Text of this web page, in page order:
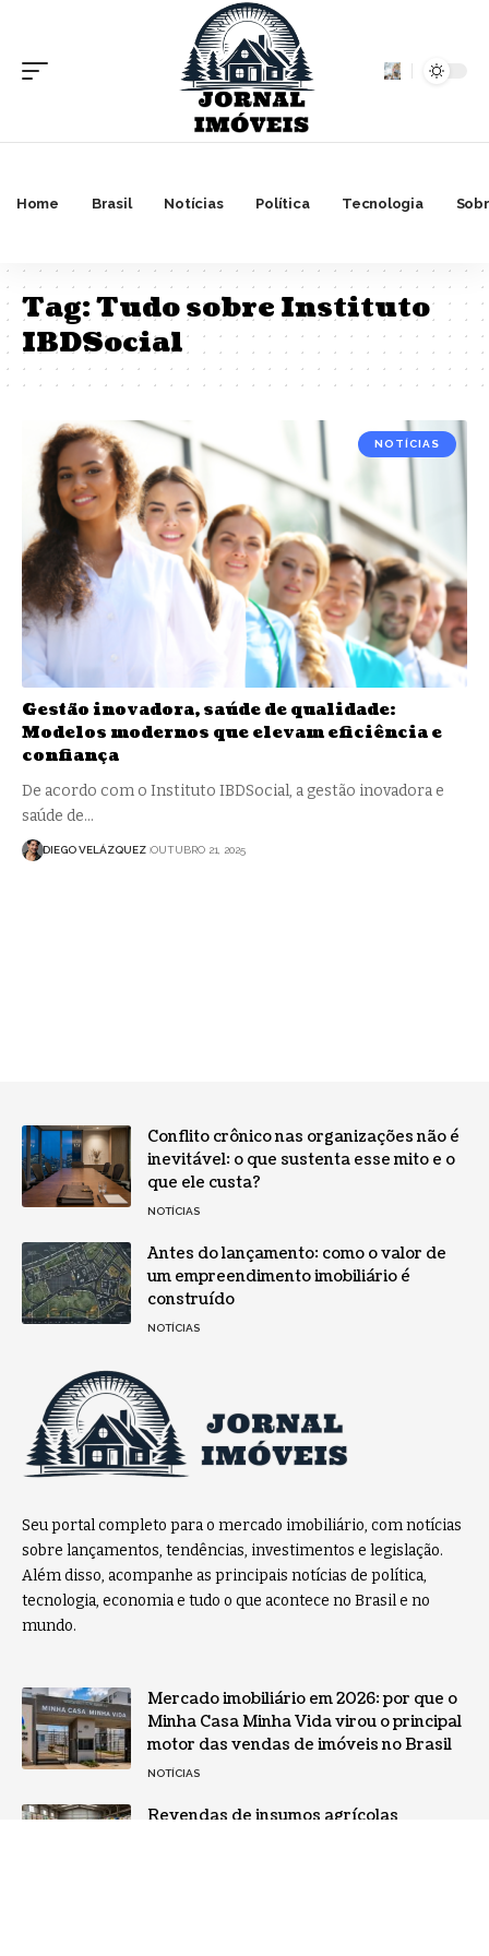
Home Brasil Notícias Política Tecnologia
Tag:Tudo sobre Instituto
IBDSocial
NOTÍCIAS
Gestão inovadora, saúde de qualidade:
Modelos modernos que elevam eficiência e
confiança
De acordo com o Instituto IBDSocial, a gestão inovadora e
saúde de…
DIEGO VELÁZQUEZ OUTUBRO 21, 2025
Conflito crônico nas organizações não é
inevitável: o que sustenta esse mito e o
que ele custa?
NOTÍCIAS
Antes do lançamento: como o valor de
um empreendimento imobiliário é
construído
NOTÍCIAS
Seu portal completo para o mercado imobiliário, com notícias
sobre lançamentos, tendências, investimentos e legislação.
Além disso, acompanhe as principais notícias de política,
tecnologia, economia e tudo o que acontece no Brasil e no
mundo.
Mercado imobiliário em 2026: por que o
Minha Casa Minha Vida virou o principal
motor das vendas de imóveis no Brasil
NOTÍCIAS
Revendas de insumos agrícolas